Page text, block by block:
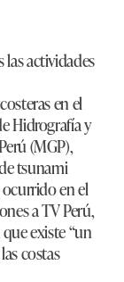
actividades
en el
Hidrografía y
(MGP),
tsunami
en el
a TV Perú,
existe“un
costas